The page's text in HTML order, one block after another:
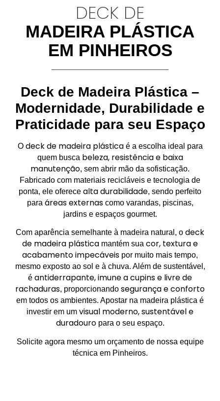
DECK DE
MADEIRA PLÁSTICA
EM PINHEIROS
Deck de Madeira Plástica –
Modernidade, Durabilidade e
Praticidade para seu Espaço
O deck de madeira plásticaé a escolha ideal para
quem busca beleza, resistência e baixa
manutenção, sem abrir mão da sofisticação.
Fabricado com materiais recicláveis e tecnologia de
ponta, ele oferece alta durabilidade, sendo perfeito
para áreas externascomo varandas, piscinas,
jardins e espaços gourmet.
Com aparência semelhante à madeira natural, o deck
de madeira plástica mantém sua cor, textura e
acabamento impecáveis por muito mais tempo,
mesmo exposto ao sol e à chuva. Além de sustentável,
é antiderrapante, imune a cupins e livre de
rachaduras, proporcionando segurança e conforto
em todos os ambientes. Apostar na madeira plástica é
investir em um visual moderno, sustentável e
duradouropara o seu espaço.
Solicite agora mesmo um orçamento de nossa equipe
técnica em Pinheiros.